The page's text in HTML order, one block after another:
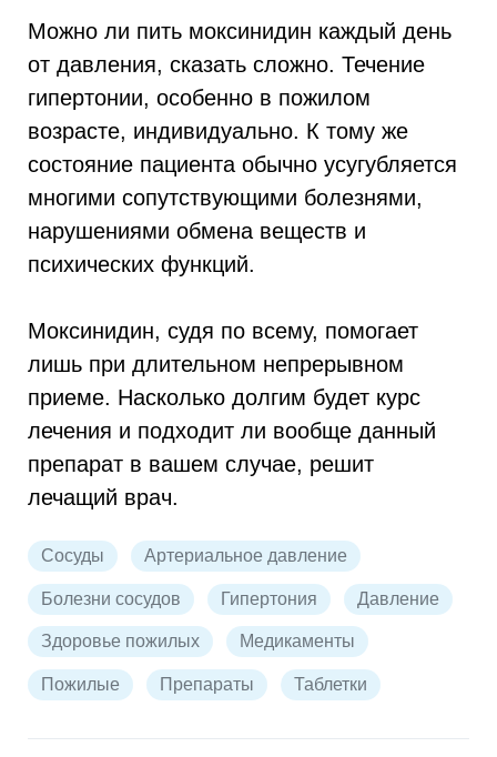
Можно ли пить моксинидин каждый день
от давления, сказать сложно. Течение
гипертонии, особенно в пожилом
возрасте, индивидуально. К тому же
состояние пациента обычно усугубляется
многими сопутствующими болезнями,
нарушениями обмена веществ и
психических функций.
Моксинидин, судя по всему, помогает
лишь при длительном непрерывном
приеме. Насколько долгим будет курс
лечения и подходит ли вообще данный
препарат в вашем случае, решит
лечащий врач.
Сосуды Артериальное давление
Болезни сосудов Гипертония Давление
Здоровье пожилых Медикаменты
Пожилые Препараты Таблетки